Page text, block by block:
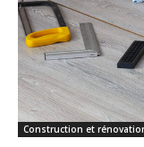
Construction et